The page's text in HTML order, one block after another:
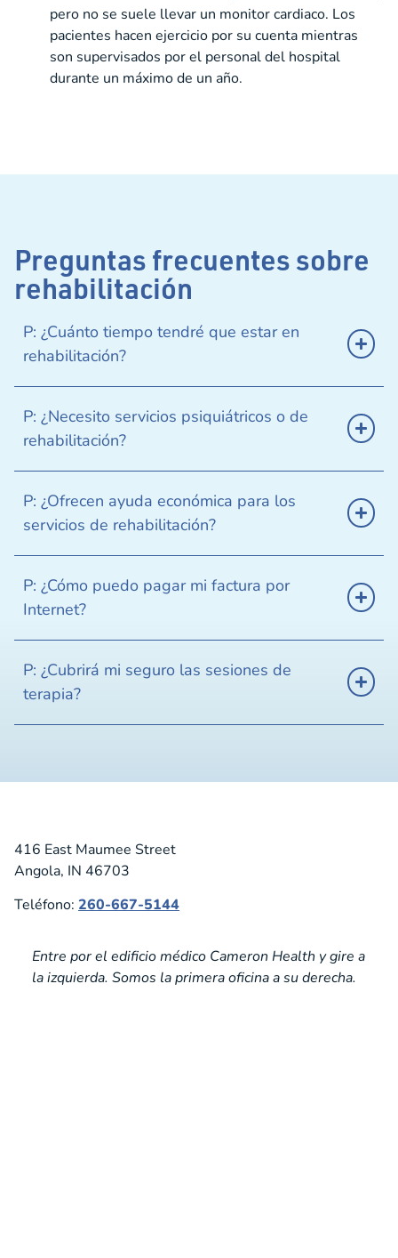
pero no se suele llevar un monitor cardiaco. Los
pacientes hacen ejercicio por su cuenta mientras
son supervisados por el personal del hospital
durante un máximo de un año.
Preguntas frecuentes sobre
rehabilitación
P: ¿Cuánto tiempo tendré que estar en
rehabilitación?
P: ¿Necesito servicios psiquiátricos o de
rehabilitación?
P: ¿Ofrecen ayuda económica para los
servicios de rehabilitación?
P: ¿Cómo puedo pagar mi factura por
Internet?
P: ¿Cubrirá mi seguro las sesiones de
terapia?
416 East Maumee Street
Angola, IN 46703
Teléfono: 260-667-5144
Entre por el edificio médico Cameron Health y gire a
la izquierda. Somos la primera oficina a su derecha.